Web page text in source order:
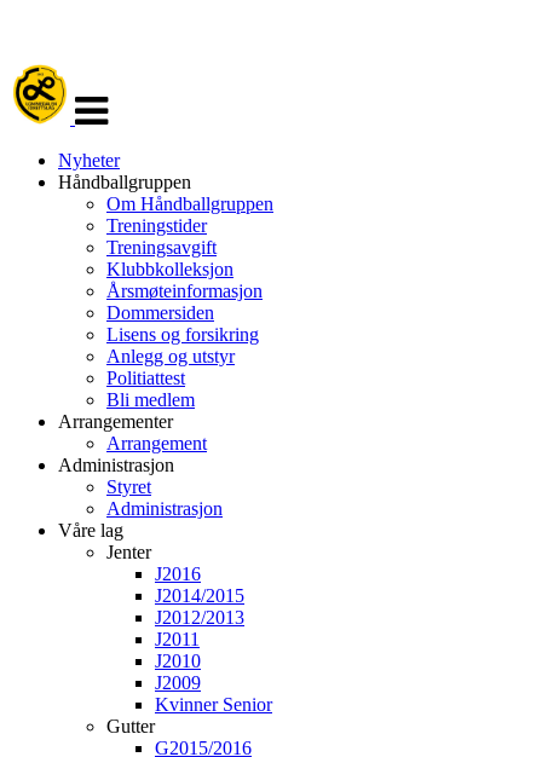
navigasjon
Nyheter
Håndballgruppen
Om Håndballgruppen
Treningstider
Treningsavgift
Klubbkolleksjon
Årsmøteinformasjon
Dommersiden
Lisens og forsikring
Anlegg og utstyr
Politiattest
Bli medlem
Arrangementer
Arrangement
Administrasjon
Styret
Administrasjon
Våre lag
Jenter
J2016
J2014/2015
J2012/2013
J2011
J2010
J2009
Kvinner Senior
Gutter
G2015/2016